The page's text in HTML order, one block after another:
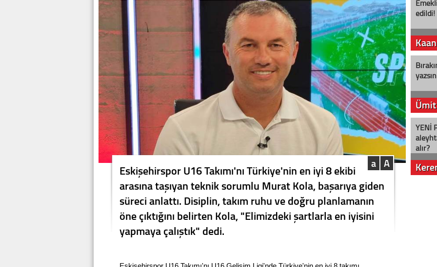
A
a
Eskişehirspor U16 Takımı'nı Türkiye'nin en iyi 8 ekibi
arasına taşıyan teknik sorumlu Murat Kola, başarıya giden
süreci anlattı. Disiplin, takım ruhu ve doğru planlamanın
öne çıktığını belirten Kola, "Elimizdeki şartlarla en iyisini
yapmaya çalıştık" dedi.
edildi!
yazsın
YENİ
alır?